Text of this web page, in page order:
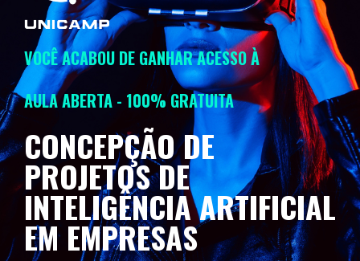
VOCÊ ACABOU DE GANHAR ACESSO À
AULA ABERTA - 100% GRATUITA
CONCEPÇÃO DE
PROJETOS DE
INTELIGÊNCIA ARTIFICIAL
EM EMPRESAS